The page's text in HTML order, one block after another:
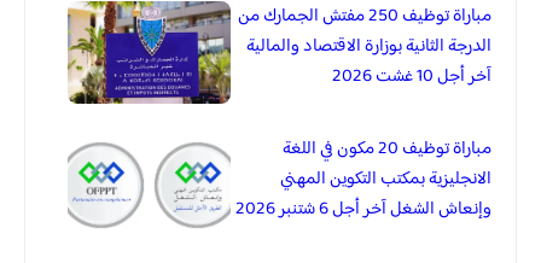
مباراة توظيف 250 مفتش الجمارك من
الدرجة الثانية بوزارة الاقتصاد والمالية
آخر أجل 10 غشت 2026
مباراة توظيف 20 مكون في اللغة
الانجليزية بمكتب التكوين المهني
وإنعاش الشغل آخر أجل 6 شتنبر 2026